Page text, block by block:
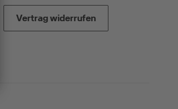
Vertrag widerrufen